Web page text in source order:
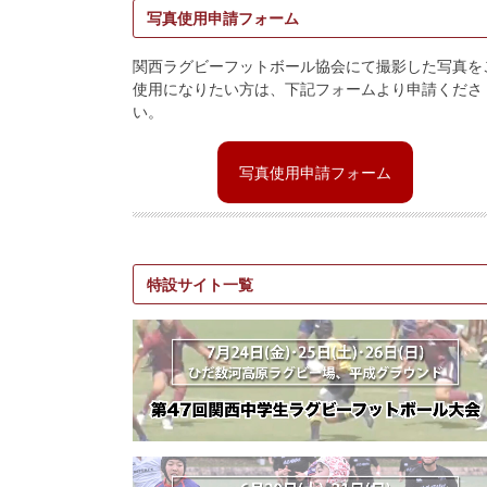
写真使用申請フォーム
関西ラグビーフットボール協会にて撮影した写真を
使用になりたい方は、下記フォームより申請くださ
い。
写真使用申請フォーム
特設サイト一覧